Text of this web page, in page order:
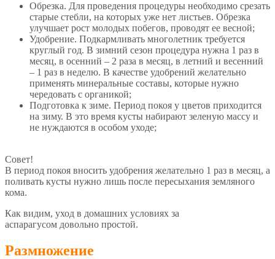
Обрезка. Для проведения процедуры необходимо срезать
старые стебли, на которых уже нет листьев. Обрезка
улучшает рост молодых побегов, проводят ее весной;
Удобрение. Подкармливать многолетник требуется
круглый год. В зимний сезон процедура нужна 1 раз в
месяц, в осенний – 2 раза в месяц, в летний и весенний
– 1 раз в неделю. В качестве удобрений желательно
применять минеральные составы, которые нужно
чередовать с органикой;
Подготовка к зиме. Период покоя у цветов приходится
на зиму. В это время кусты набирают зеленую массу и
не нуждаются в особом уходе;
Совет!
В период покоя вносить удобрения желательно 1 раз в месяц, а
поливать кусты нужно лишь после пересыхания земляного
кома.
Как видим, уход в домашних условиях за
аспарагусом довольно простой.
Размножение